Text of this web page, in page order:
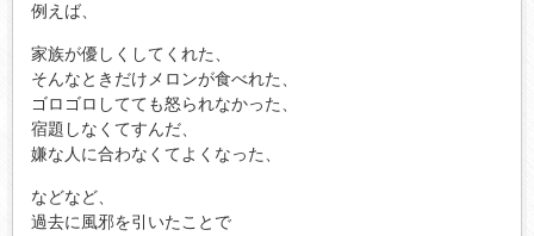
例えば、
家族が優しくしてくれた、
そんなときだけメロンが食べれた、
ゴロゴロしてても怒られなかった、
宿題しなくてすんだ、
嫌な人に合わなくてよくなった、
などなど、
過去に風邪を引いたことで